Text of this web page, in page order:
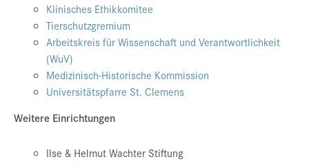
Klinisches Ethikkomitee
Tierschutzgremium
Arbeitskreis für Wissenschaft und Verantwortlichkeit
(WuV)
Medizinisch-Historische Kommission
Universitätspfarre St. Clemens
Weitere Einrichtungen
Ilse & Helmut Wachter Stiftung